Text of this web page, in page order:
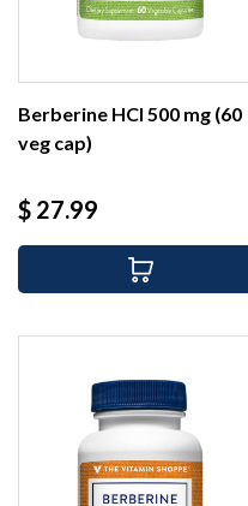
Berberine HCl 500 mg (60
veg cap)
Precio
$ 27.99